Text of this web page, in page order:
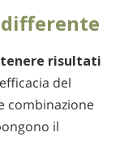
differente
risultati
del
combinazione
il